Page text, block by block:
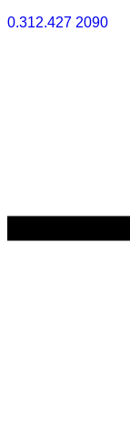
0.312.427 2090